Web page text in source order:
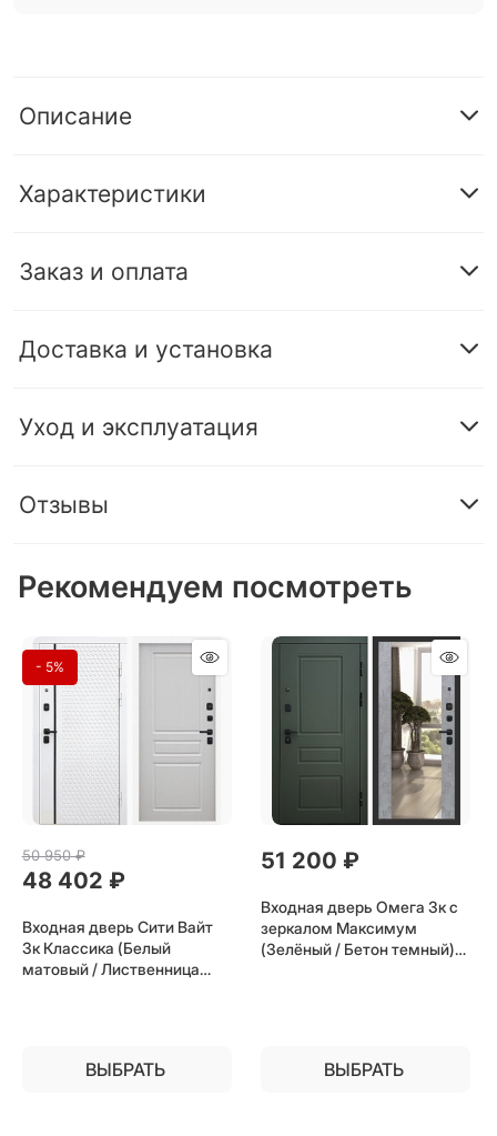
Описание
Характеристики
Заказ и оплата
Доставка и установка
Уход и эксплуатация
Отзывы
Рекомендуем посмотреть
- 5%
50 950 ₽
48 402 ₽
Входная дверь Сити Вайт
3к Классика (Белый
матовый / Лиственница
ВЫБРАТЬ
51 200 ₽
Входная дверь Омега 3к с
зеркалом Максимум
(Зелёный / Бетон темный)
ВЫБРАТЬ